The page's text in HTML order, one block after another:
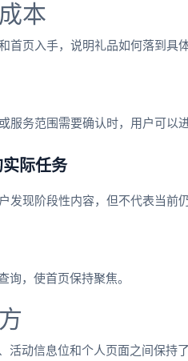
本
首页入手，说明礼品如何落到具体
服务范围需要确认时，用户可以
际任务
发现阶段性内容，但不代表当前
询，使首页保持聚焦。
活动信息位和个人页面之间保持